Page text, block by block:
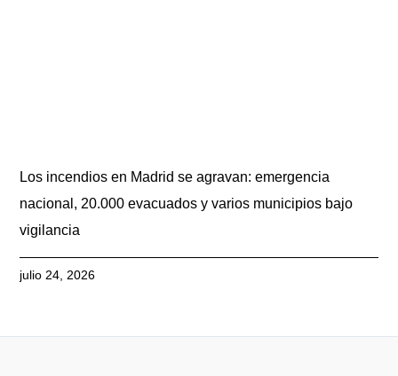
Los incendios en Madrid se agravan: emergencia
nacional, 20.000 evacuados y varios municipios bajo
vigilancia
julio 24, 2026